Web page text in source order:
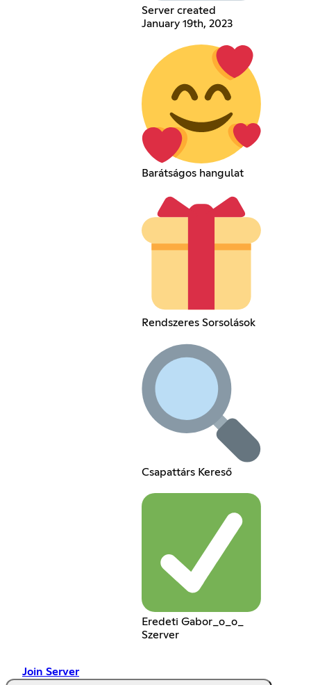
Server created
January 19th, 2023
Barátságos hangulat
Rendszeres Sorsolások
Csapattárs Kereső
Eredeti Gabor_o_o_
Szerver
Join Server